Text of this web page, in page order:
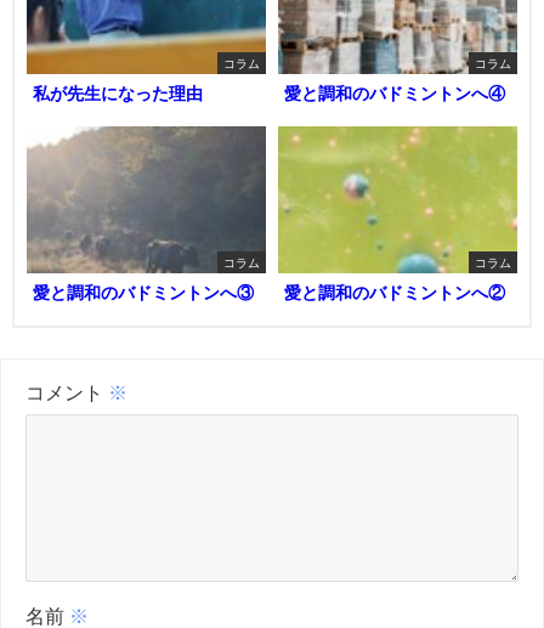
コラム
私が先生になった理由
コラム
愛と調和のバドミントンへ④
コラム
愛と調和のバドミントンへ③
コラム
愛と調和のバドミントンへ②
コメント ※
名前 ※